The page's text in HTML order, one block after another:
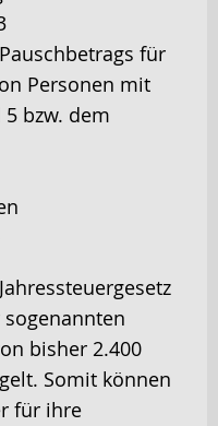
für
Personen mit
bzw. dem
bisher 2.400
Somit können
für ihre